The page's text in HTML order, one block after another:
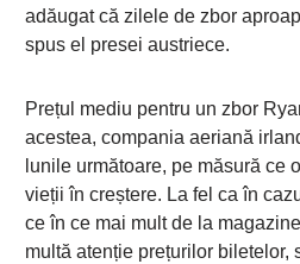
adăugat că zilele de zbor
spus el presei austriece.
Prețul mediu pentru un zbor
acestea, compania aeriană
lunile următoare, pe măsură ce
vieții în creștere. La fel ca în
ce în ce mai mult de la
multă atenție prețurilor biletelor,